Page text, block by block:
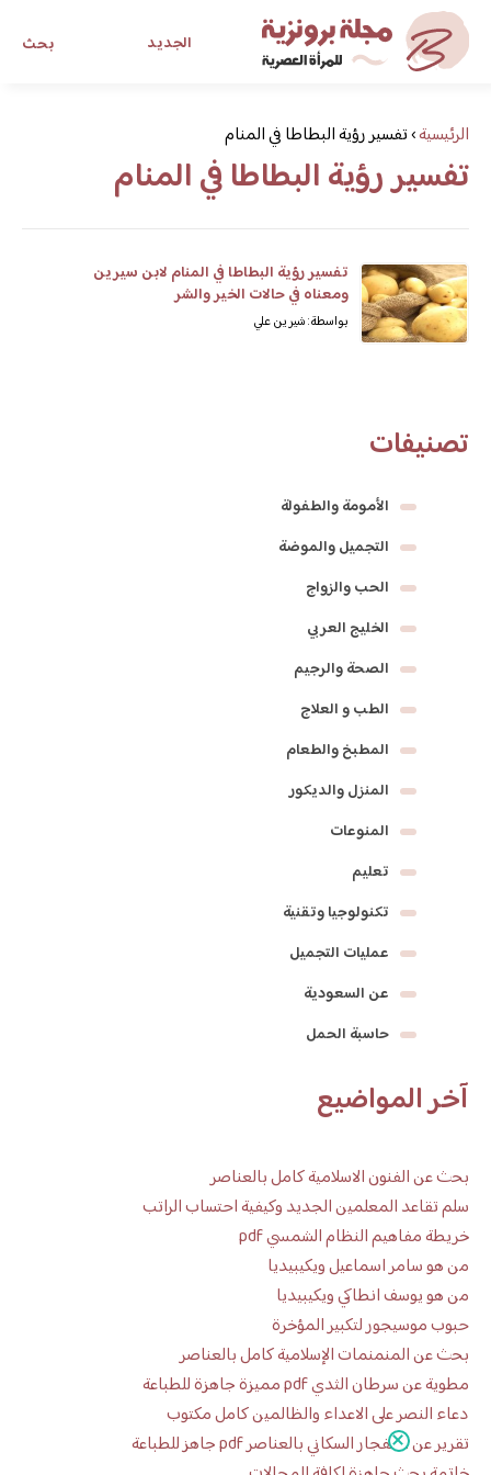
بحث الجديد
مجلة برونزية للفتاة العصرية
ابحث عن أي موضوع يهمك
الرئيسية›تفسير رؤية البطاطا في المنام
تفسير رؤية البطاطا في المنام
تفسير رؤية البطاطا في المنام لابن سيرين
ومعناه في حالات الخير والشر
بواسطة: شيرين علي
تصنيفات
الأمومة والطفولة
التجميل والموضة
الحب والزواج
الخليج العربي
الصحة والرجيم
الطب و العلاج
المطبخ والطعام
المنزل والديكور
المنوعات
تعليم
تكنولوجيا وتقنية
عمليات التجميل
عن السعودية
حاسبة الحمل
آخر المواضيع
بحث عن الفنون الاسلامية كامل بالعناصر
سلم تقاعد المعلمين الجديد وكيفية احتساب الراتب
خريطة مفاهيم النظام الشمسي pdf
من هو سامر اسماعيل ويكيبيديا
من هو يوسف انطاكي ويكيبيديا
حبوب موسيجور لتكبير المؤخرة
بحث عن المنمنمات الإسلامية كامل بالعناصر
مطوية عن سرطان الثدي pdf مميزة جاهزة للطباعة
دعاء النصر على الاعداء والظالمين كامل مكتوب
تقرير عن الانفجار السكاني بالعناصر pdf جاهز للطباعة